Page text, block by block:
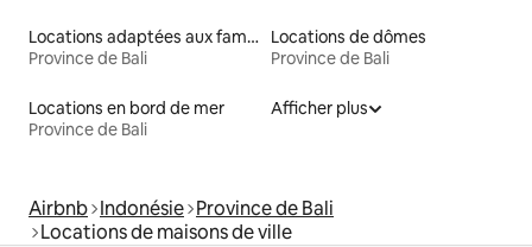
Locations adaptées aux familles
Province de Bali
Locations de dômes
Province de Bali
Locations en bord de mer
Province de Bali
Afficher plus
Airbnb Indonésie Province de Bali
Locations de maisons de ville